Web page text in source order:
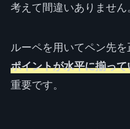
考えて間違いありません
ルーペを用いてペン先を
ポイントが水平に揃っ
重要です。